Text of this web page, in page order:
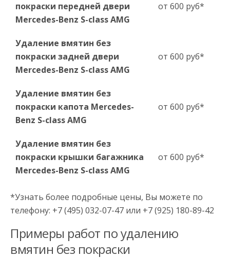
покраски передней двери
Mercedes-Benz S-сlass AMG
от 600 руб*
Удаление вмятин без
покраски задней двери
Mercedes-Benz S-сlass AMG
от 600 руб*
Удаление вмятин без
покраски капота Mercedes-
Benz S-сlass AMG
от 600 руб*
Удаление вмятин без
покраски крышки багажника
Mercedes-Benz S-сlass AMG
от 600 руб*
*Узнать более подробные цены, Вы можете по
телефону: +7 (495) 032-07-47 или +7 (925) 180-89-42
Примеры работ по удалению
вмятин без покраски